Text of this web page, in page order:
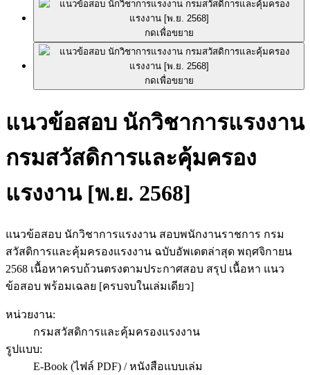
กดเพื่อขยาย
กดเพื่อขยาย
แนวข้อสอบ นักวิชาการแรงงาน
กรมสวัสดิการและคุ้มครอง
แรงงาน [พ.ย. 2568]
แนวข้อสอบ นักวิชาการแรงงาน สอบพนักงานราชการ กรม
สวัสดิการและคุ้มครองแรงงาน ฉบับอัพเดตล่าสุด พฤศจิกายน
2568 เนื้อหาครบถ้วนตรงตามประกาศสอบ สรุป เนื้อหา แนว
ข้อสอบ พร้อมเฉลย [ครบจบในเล่มเดียว]
หน่วยงาน:
กรมสวัสดิการและคุ้มครองแรงงาน
รูปแบบ:
E-Book (ไฟล์ PDF) / หนังสือแบบเล่ม